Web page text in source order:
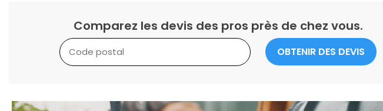
Comparez les devis des pros près de chez vous.
OBTENIR DES DEVIS